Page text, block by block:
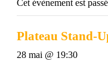
Cet évènement est
Plateau Stand-
28 mai @ 19:30